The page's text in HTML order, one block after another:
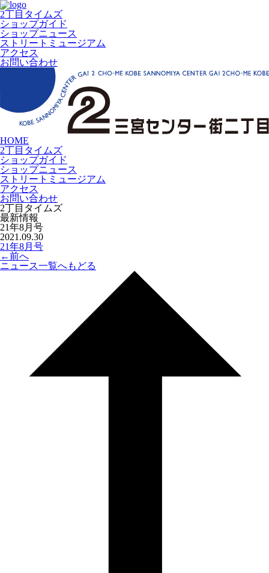
2丁目タイムズ
ショップガイド
ショップニュース
ストリートミュージアム
アクセス
お問い合わせ
HOME
2丁目タイムズ
ショップガイド
ショップニュース
ストリートミュージアム
アクセス
お問い合わせ
2丁目タイムズ
最新情報
21年8月号
2021.09.30
21年8月号
←前へ
ニュース一覧へもどる